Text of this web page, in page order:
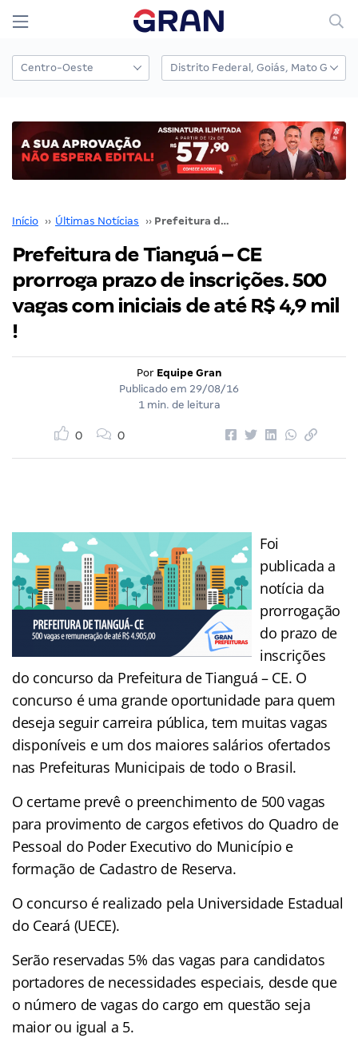
Início ›› Últimas Notícias ›› Prefeitura de Tianguá – CE prorroga prazo de inscrições. 500 vagas com iniciais de até R$ 4,9 mil !
Prefeitura de Tianguá – CE
prorroga prazo de inscrições. 500
vagas com iniciais de até R$ 4,9 mil
!
Por Equipe Gran
Publicado em 29/08/16
1 min. de leitura
0 0
Foi
publicada a
notícia da
prorrogação
do prazo de
inscrições
do concurso da Prefeitura de Tianguá – CE. O
concurso é uma grande oportunidade para quem
deseja seguir carreira pública, tem muitas vagas
disponíveis e um dos maiores salários ofertados
nas Prefeituras Municipais de todo o Brasil.
O certame prevê o preenchimento de 500 vagas
para provimento de cargos efetivos do Quadro de
Pessoal do Poder Executivo do Município e
formação de Cadastro de Reserva.
O concurso é realizado pela Universidade Estadual
do Ceará (UECE).
Serão reservadas 5% das vagas para candidatos
portadores de necessidades especiais, desde que
o número de vagas do cargo em questão seja
maior ou igual a 5.